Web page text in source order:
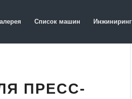
Список машин Инжиниринг
ПРЕСС-